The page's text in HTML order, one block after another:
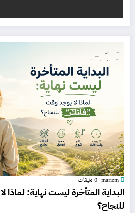
mariem 0 تعليقات
البداية المتأخرة ليست نهاية:
للنجاح؟